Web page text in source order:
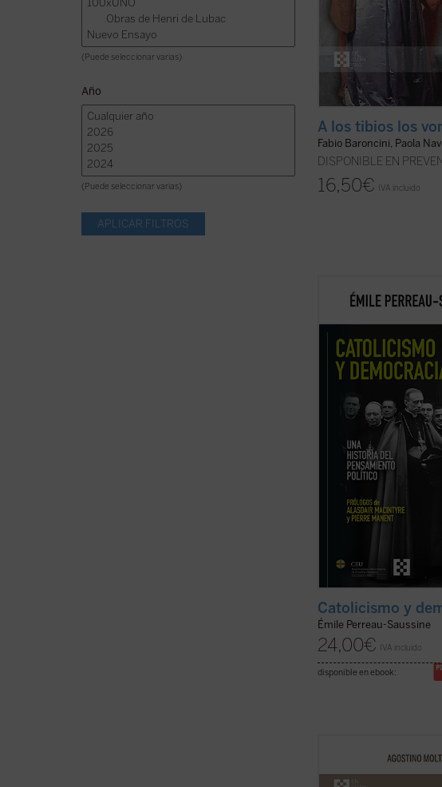
(Puede seleccionar varias)
Año
(Puede seleccionar varias)
A los tibios los
Fabio Baroncini, Paola
DISPONIBLE EN
16,50€ IVA incluido
Catolicismo y
católico desde la
hasta hoy. Émile
analiza cómo la Iglesia
democracia liberal, un
Catolicismo y
Émile Perreau-Saussine
24,00€ IVA incluido
disponible en ebook:
Este ensayo se adentra
simples como